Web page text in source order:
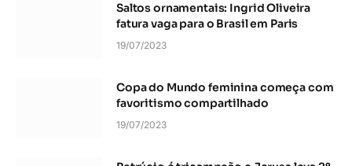
Saltos ornamentais: Ingrid Oliveira
fatura vaga para o Brasil em Paris
19/07/2023
Copa do Mundo feminina começa com
favoritismo compartilhado
19/07/2023